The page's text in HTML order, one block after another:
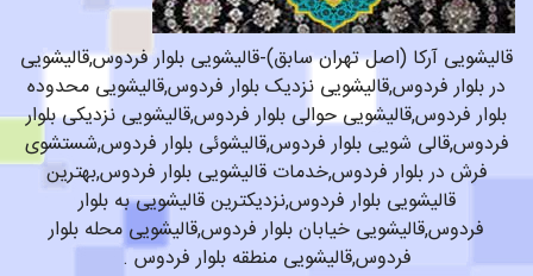
قالیشویی آرکا (اصل تهران سابق)-قالیشویی بلوار فردوس,قالیشویی
در بلوار فردوس,قالیشویی نزدیک بلوار فردوس,قالیشویی محدوده
بلوار فردوس,قالیشویی حوالی بلوار فردوس,قالیشویی نزدیکی بلوار
فردوس,قالی شویی بلوار فردوس,قالیشوئی بلوار فردوس,شستشوی
فرش در بلوار فردوس,خدمات قالیشویی بلوار فردوس,بهترین
قالیشویی بلوار فردوس,نزدیکترین قالیشویی به بلوار
فردوس,قالیشویی خیابان بلوار فردوس,قالیشویی محله بلوار
فردوس,قالیشویی منطقه بلوار فردوس .